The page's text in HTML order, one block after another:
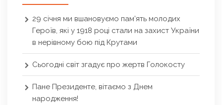
29 січня ми вшановуємо пам’ять молодих
Героїв, які у 1918 році стали на захист України
в нерівному бою під Крутами
Сьогодні світ згадує про жертв Голокосту
Пане Президенте, вітаємо з Днем
народження!